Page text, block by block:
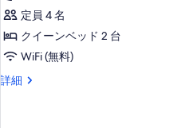
真
を
表
す
細
ト
(251
Fortaleza,
Suite
3)
定員 4 名
クイーンベッド 2 台
WiFi (無料)
詳細
ス